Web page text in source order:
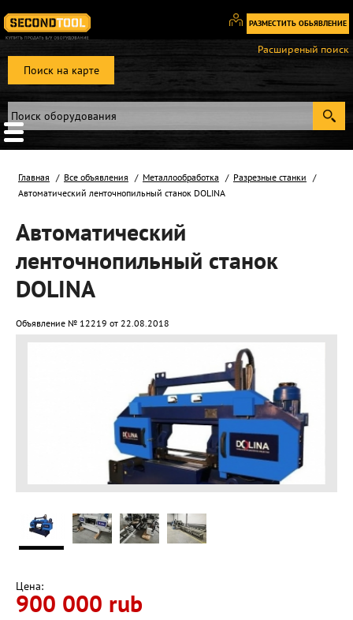
РАЗМЕСТИТЬ ОБЬЯВЛЕНИЕ
Вход
Регистрация
Поиск на карте
Расширеный поиск
Главная Все объявления Металлообработка
Разрезные станки
Автоматический ленточнопильный станок DOLINA
Автоматический
ленточнопильный станок
DOLINA
Объявление № 12219 от 22.08.2018
Цена:
900 000 rub